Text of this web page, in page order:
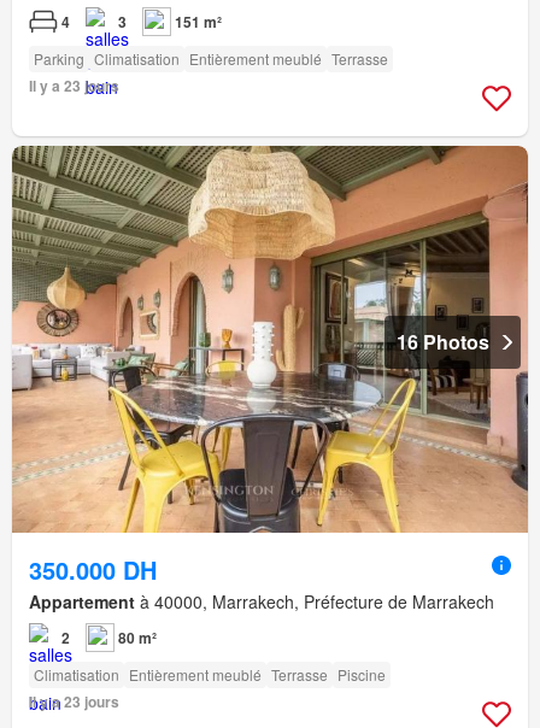
4 3 151 m²
Parking Climatisation Entièrement meublé Terrasse
Il y a 23 jours
16 Photos
350.000 DH
Appartement à 40000, Marrakech, Préfecture de Marrakech
2 80 m²
Climatisation Entièrement meublé Terrasse Piscine
Il y a 23 jours